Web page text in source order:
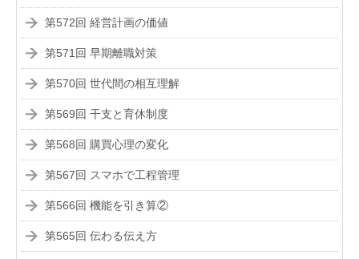
第572回 経営計画の価値
第571回 早期離職対策
第570回 世代間の相互理解
第569回 干支と育休制度
第568回 購買心理の変化
第567回 スマホで工程管理
第566回 機能を引き算②
第565回 伝わる伝え方